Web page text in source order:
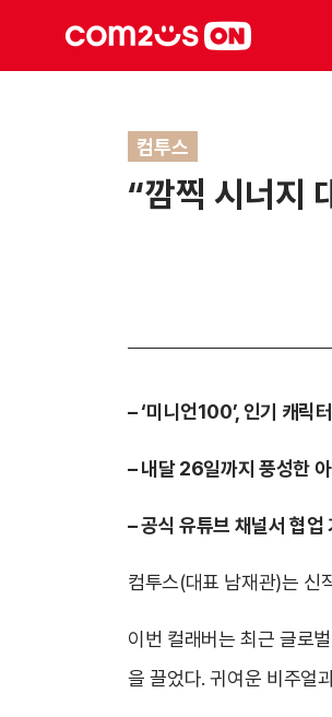
컴투스
“깜찍 시너지
– ‘미니언100’, 인기 캐릭
– 내달 26일까지 풍성한
– 공식 유튜브 채널서 협업
컴투스(대표 남재관)는 신
이번 컬래버는 최근 글로
을 끌었다. 귀여운 비주얼